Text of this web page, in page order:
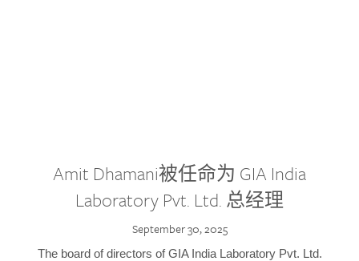
Amit Dhamani被任命为 GIA India
Laboratory Pvt. Ltd. 总经理
September 30, 2025
The board of directors of GIA India Laboratory Pvt. Ltd.